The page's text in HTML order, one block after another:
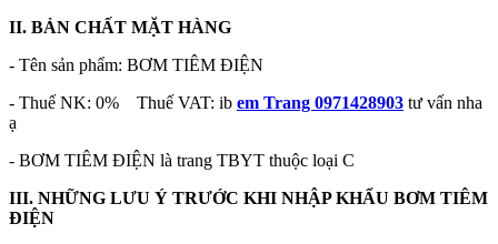
II. BẢN CHẤT MẶT HÀNG
- Tên sản phẩm: BƠM TIÊM ĐIỆN
- Thuế NK: 0% Thuế VAT: ib em Trang 0971428903 tư vấn nha
ạ
- BƠM TIÊM ĐIỆN là trang TBYT thuộc loại C
III. NHỮNG LƯU Ý TRƯỚC KHI NHẬP KHẨU BƠM TIÊM
ĐIỆN